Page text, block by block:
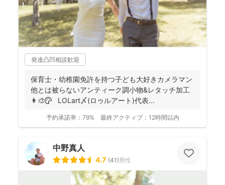
発達凸凹相談歓迎
保育士・幼稚園免許を持つ子ども大好きカメラマン
他とは被らないアンティーク調小物&レタッチ加工
👩‍🎨🎨 LOLart〆(ロゥルアート)代表...
予約承諾率： 79% 最終アクティブ： 12時間以内
中野真人
4.7 (41)男性